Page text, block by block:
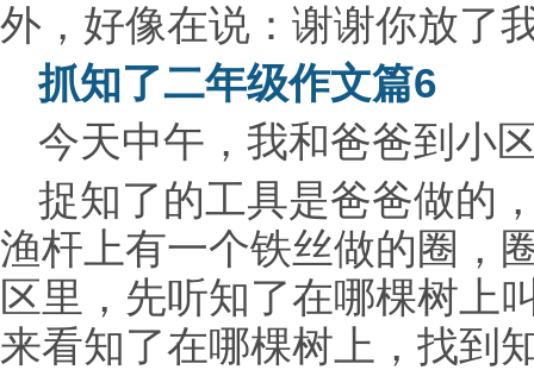
外，好像在说：谢谢你放了
抓知了二年级作文篇6
今天中午，我和爸爸到小
捉知了的工具是爸爸做的
渔杆上有一个铁丝做的圈，
区里，先听知了在哪棵树上
来看知了在哪棵树上，找到